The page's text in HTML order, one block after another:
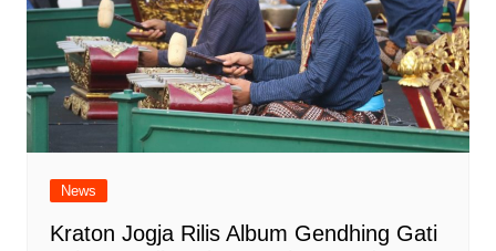
News
Kraton Jogja Rilis Album Gendhing Gati